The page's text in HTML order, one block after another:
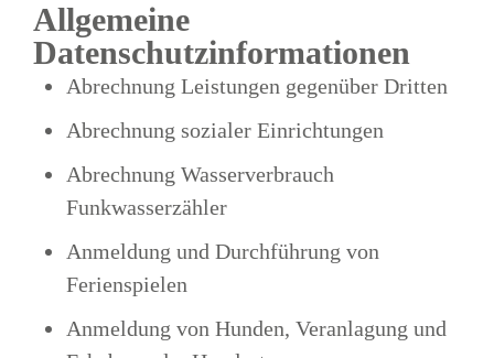
Allgemeine
Datenschutzinformationen
Abrechnung Leistungen gegenüber Dritten
Abrechnung sozialer Einrichtungen
Abrechnung Wasserverbrauch
Funkwasserzähler
Anmeldung und Durchführung von
Ferienspielen
Anmeldung von Hunden, Veranlagung und